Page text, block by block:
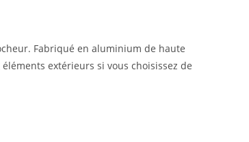
Fabriqué en aluminium de haute
extérieurs si vous choisissez de